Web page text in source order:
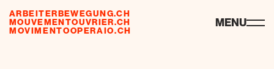
ARBEITERBEWEGUNG.CH
MOUVEMENTOUVRIER.CH
MOVIMENTOOPERAIO.CH
risorse MENU